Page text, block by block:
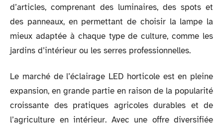
d’articles, comprenant des luminaires, des spots et
des panneaux, en permettant de choisir la lampe la
mieux adaptée à chaque type de culture, comme les
jardins d’intérieur ou les serres professionnelles.
Le marché de l’éclairage LED horticole est en pleine
expansion, en grande partie en raison de la popularité
croissante des pratiques agricoles durables et de
l’agriculture en intérieur. Avec une offre diversifiée